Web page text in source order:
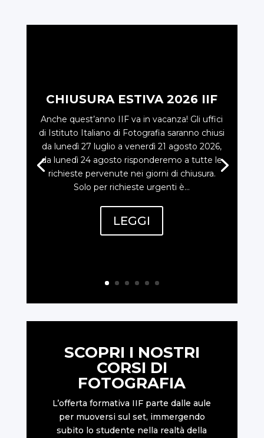
CHIUSURA ESTIVA 2026 IIF
Anche quest’anno IIF va in vacanza! Gli uffici
di Istituto Italiano di Fotografia saranno chiusi
da lunedì 27 luglio a venerdì 21 agosto 2026,
da lunedì 24 agosto risponderemo a tutte le
richieste pervenute nei giorni di chiusura.
Solo per richieste urgenti è...
LEGGI
SCOPRI I NOSTRI
CORSI DI
FOTOGRAFIA
L’offerta formativa IIF parte dalle aule
per muoversi sul set, immergendo
subito lo studente nella realtà della